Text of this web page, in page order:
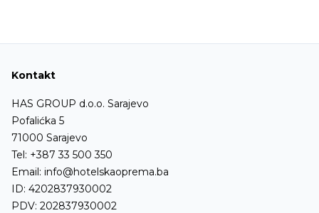
Kontakt
HAS GROUP d.o.o. Sarajevo
Pofalićka 5
71000 Sarajevo
Tel: +387 33 500 350
Email: info@hotelskaoprema.ba
ID: 4202837930002
PDV: 202837930002